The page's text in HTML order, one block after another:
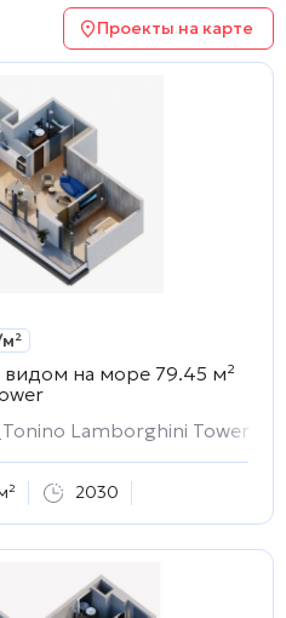
Проекты на карте
на море 79.45 м²
Tonino Lamborghini Tower
2030